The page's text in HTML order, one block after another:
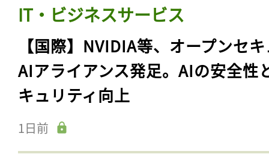
IT・ビジネスサービス
【国際】NVIDIA等、オープンセ
AIアライアンス発足。AIの安全性
キュリティ向上
1日前